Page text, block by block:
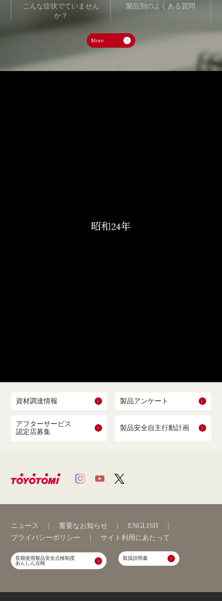
こんな症状でていません
か？
製品別のよくある質問
More
資材調達情報 製品アンケート
アフターサービス
認定店募集
製品安全自主行動計画
ニュース 重要なお知らせ
ENGLISH
プライバシーポリシー
サイト利用にあたって
長期使用製品安全点検制度
あんしん点検
取扱説明書